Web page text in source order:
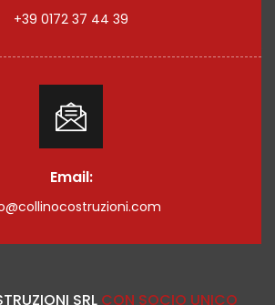
+39 0172 37 44 39
Email:
SRL CON SOCIO UNICO